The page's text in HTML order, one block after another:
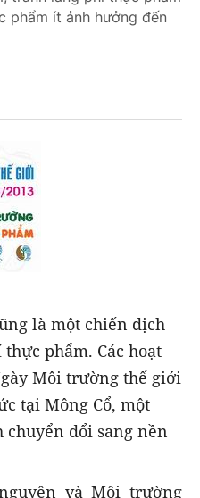
phẩm ít ảnh hưởng đến
là một chiến dịch
phẩm. Các hoạt
Môi trường thế giới
tại Mông Cổ, một
chuyển đổi sang nền
và Môi trường